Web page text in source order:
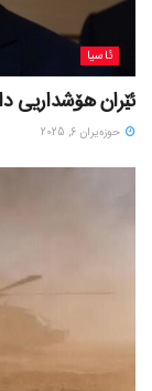
ئاسیا
ئێران هۆشداریی
حوزه‌یران 6, 2025